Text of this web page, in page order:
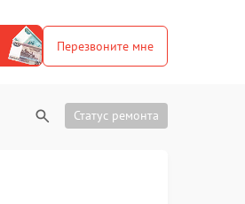
Перезвоните мне
Статус ремонта